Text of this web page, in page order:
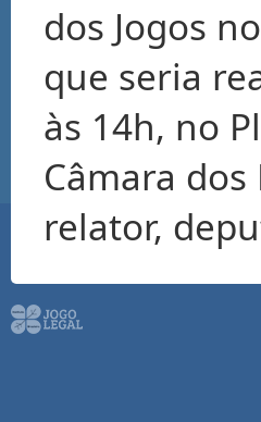
dos Jogos
que seria
às 14h, no
Câmara
relator,